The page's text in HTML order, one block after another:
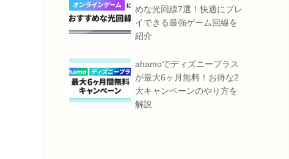
めな光回線7選！快適にプレ
イできる最強ゲーム回線を
紹介
ahamoでディズニープラス
が最大6ヶ月無料！お得な2
大キャンペーンのやり方を
解説